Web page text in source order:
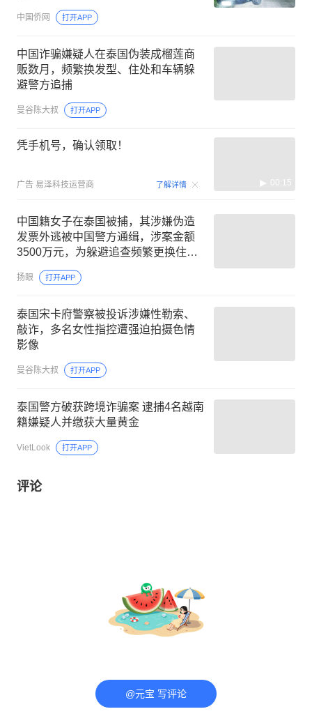
中国侨网 打开APP
中国诈骗嫌疑人在泰国伪装成榴莲商
贩数月，频繁换发型、住处和车辆躲
避警方追捕
曼谷陈大叔 打开APP
凭手机号，确认领取！
广告 易泽科技运营商 了解详情 00:15
中国籍女子在泰国被捕，其涉嫌伪造
发票外逃被中国警方通缉，涉案金额
3500万元，为躲避追查频繁更换住
处、发型、着装及职业
扬眼 打开APP
泰国宋卡府警察被投诉涉嫌性勒索、
敲诈，多名女性指控遭强迫拍摄色情
影像
曼谷陈大叔 打开APP
泰国警方破获跨境诈骗案 逮捕4名越南
籍嫌疑人并缴获大量黄金
VietLook 打开APP
评论
@元宝 写评论